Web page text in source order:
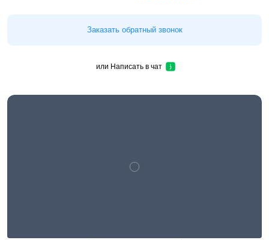
Заказать обратный звонок
или Написать в чат